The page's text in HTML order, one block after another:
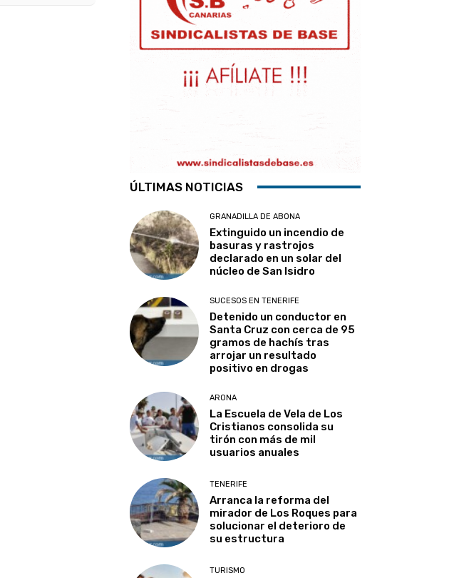
ÚLTIMAS NOTICIAS
GRANADILLA DE ABONA
Extinguido un incendio de
basuras y rastrojos
declarado en un solar del
núcleo de San Isidro
SUCESOS EN TENERIFE
Detenido un conductor en
Santa Cruz con cerca de 95
gramos de hachís tras
arrojar un resultado
positivo en drogas
ARONA
La Escuela de Vela de Los
Cristianos consolida su
tirón con más de mil
usuarios anuales
TENERIFE
Arranca la reforma del
mirador de Los Roques para
solucionar el deterioro de
su estructura
TURISMO